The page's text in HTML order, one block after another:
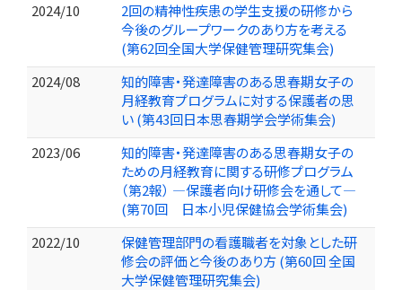
2024/10
2回の精神性疾患の学生支援の研修から
今後のグループワークのあり方を考える​
(第62回全国大学保健管理研究集会)
2024/08
知的障害・発達障害のある思春期女子の
月経教育プログラムに対する保護者の思
い (第43回日本思春期学会学術集会)
2023/06
知的障害・発達障害のある思春期女子の
ための月経教育に関する研修プログラム
（第2報） ―保護者向け研修会を通して―
(第70回 日本小児保健協会学術集会)
2022/10
保健管理部門の看護職者を対象とした研
修会の評価と今後のあり方 (第60回 全国
大学保健管理研究集会)